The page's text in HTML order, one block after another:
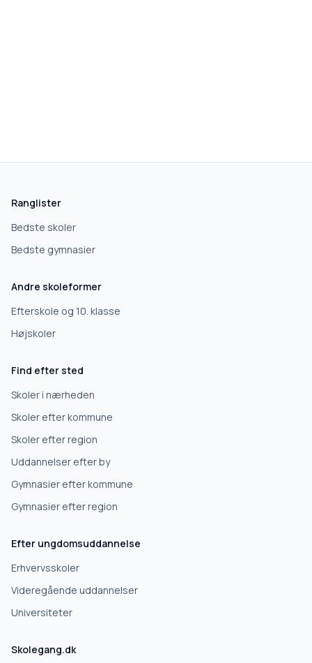
Hvad leder du efter?
Grundskole
10. klasse
Erhvervsuddannelse
Videregående uddannelse
Ranglister
Bedste skoler
Bedste gymnasier
Andre skoleformer
Efterskole og 10. klasse
Højskoler
Find efter sted
Skoler i nærheden
Skoler efter kommune
Skoler efter region
Uddannelser efter by
Gymnasier efter kommune
Gymnasier efter region
Efter ungdomsuddannelse
Erhvervsskoler
Videregående uddannelser
Universiteter
Skolegang.dk